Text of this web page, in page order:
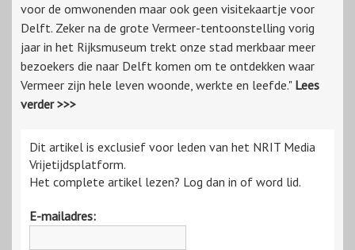
voor de omwonenden maar ook geen visitekaartje voor
Delft. Zeker na de grote Vermeer-tentoonstelling vorig
jaar in het Rijksmuseum trekt onze stad merkbaar meer
bezoekers die naar Delft komen om te ontdekken waar
Vermeer zijn hele leven woonde, werkte en leefde." Lees
verder >>>
Dit artikel is exclusief voor leden van het NRIT Media
Vrijetijdsplatform.
Het complete artikel lezen? Log dan in of word lid.
E-mailadres: